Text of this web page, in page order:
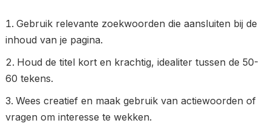
Gebruik relevante zoekwoorden die aansluiten bij de
inhoud van je pagina.
Houd de titel kort en krachtig, idealiter tussen de 50-
60 tekens.
Wees creatief en maak gebruik van actiewoorden of
vragen om interesse te wekken.